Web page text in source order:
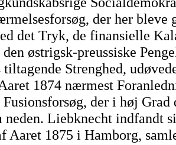
der her bleve
det Tryk, de finansielle
østrigsk-preussiske
tiltagende Strenghed,
1874 nærmest
der i høj Grad
neden. Liebknecht indfandt
Aaret 1875 i Hamborg,